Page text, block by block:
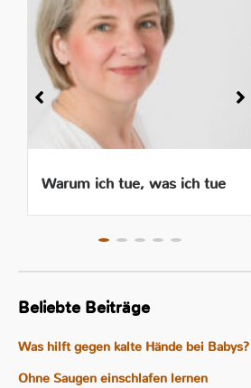
Warum ich tue, was ich tue
Beliebte Beiträge
Was hilft gegen kalte Hände bei Babys?
Ohne Saugen einschlafen lernen